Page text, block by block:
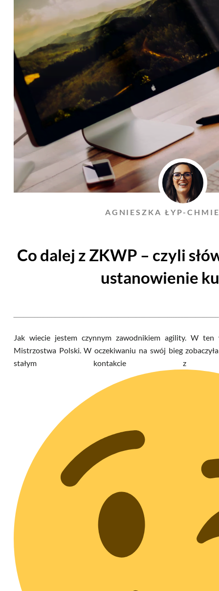
AGNIESZKA ŁYP-
Co dalej z ZKWP – czyli
ustanowienie
Jak wiecie jestem czynnym zawodnikiem agility. W ten
Mistrzostwa Polski. W oczekiwaniu na swój bieg
stałym kontakcie z